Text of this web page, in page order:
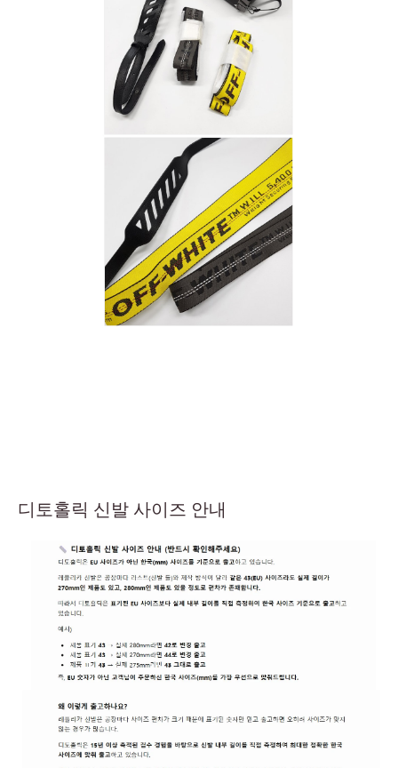
디토홀릭 신발 사이즈 안내